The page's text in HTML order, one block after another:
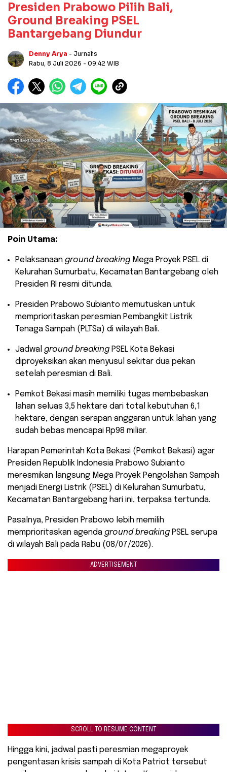
Presiden Prabowo Pilih Bali,
Ground Breaking PSEL
Bantargebang Diundur
Denny Arya - Jurnalis
Rabu, 8 Juli 2026 - 09:42 WIB
Poin Utama:
​Pelaksanaan ground breaking Mega Proyek PSEL di
Kelurahan Sumurbatu, Kecamatan Bantargebang oleh
Presiden RI resmi ditunda.
​Presiden Prabowo Subianto memutuskan untuk
memprioritaskan peresmian Pembangkit Listrik
Tenaga Sampah (PLTSa) di wilayah Bali.
​Jadwal ground breaking PSEL Kota Bekasi
diproyeksikan akan menyusul sekitar dua pekan
setelah peresmian di Bali.
​Pemkot Bekasi masih memiliki tugas membebaskan
lahan seluas 3,5 hektare dari total kebutuhan 6,1
hektare, dengan serapan anggaran untuk lahan yang
sudah bebas mencapai Rp98 miliar.
Harapan Pemerintah Kota Bekasi (Pemkot Bekasi) agar
Presiden Republik Indonesia Prabowo Subianto
meresmikan langsung Mega Proyek Pengolahan Sampah
menjadi Energi Listrik (PSEL) di Kelurahan Sumurbatu,
Kecamatan Bantargebang hari ini, terpaksa tertunda.
Pasalnya, Presiden Prabowo lebih memilih
memprioritaskan agenda ground breaking PSEL serupa
di wilayah Bali pada Rabu (08/07/2026).
ADVERTISEMENT
SCROLL TO RESUME CONTENT
Hingga kini, jadwal pasti peresmian megaproyek
pengentasan krisis sampah di Kota Patriot tersebut